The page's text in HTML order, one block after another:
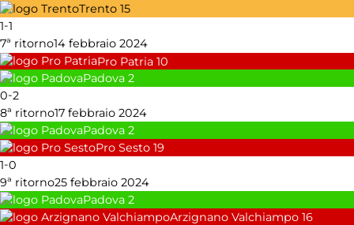
Trento 15
1-1
7ª ritorno14 febbraio 2024
Pro Patria 10
Padova 2
0-2
8ª ritorno17 febbraio 2024
Padova 2
Pro Sesto 19
1-0
9ª ritorno25 febbraio 2024
Padova 2
Arzignano Valchiampo 16